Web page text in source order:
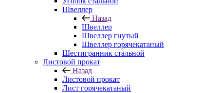
Швеллер
Назад
Швеллер
Швеллер гнутый
Швеллер горячекатаный
Шестигранник стальной
Листовой прокат
Назад
Листовой прокат
Лист горячекатаный